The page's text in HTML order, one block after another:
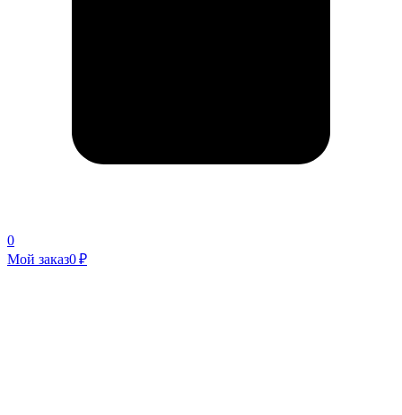
0
Мой заказ0 ₽